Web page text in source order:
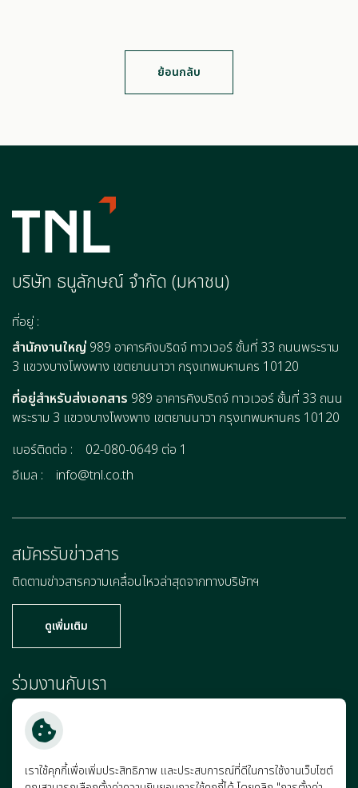
ย้อนกลับ
บริษัท ธนูลักษณ์ จำกัด (มหาชน)
ที่อยู่ :
สำนักงานใหญ่ 989 อาคารคิงบริดจ์ ทาวเวอร์ ชั้นที่ 33 ถนนพระราม
3 แขวงบางโพงพาง เขตยานนาวา กรุงเทพมหานคร 10120
ที่อยู่สำหรับส่งเอกสาร 989 อาคารคิงบริดจ์ ทาวเวอร์ ชั้นที่ 33 ถนน
พระราม 3 แขวงบางโพงพาง เขตยานนาวา กรุงเทพมหานคร 10120
เบอร์ติดต่อ :
02-080-0649 ต่อ 1
อีเมล :
info@tnl.co.th
สมัครรับข่าวสาร
ติดตามข่าวสารความเคลื่อนไหวล่าสุดจากทางบริษัทฯ
ดูเพิ่มเติม
ร่วมงานกับเรา
เพราะคุณคือแรงผลักดันสำคัญที่จะก้าวไปข้างหน้าพร้อมกับเรา
เราใช้คุกกี้เพื่อเพิ่มประสิทธิภาพ และประสบการณ์ที่ดีในการใช้งานเว็บไซต์